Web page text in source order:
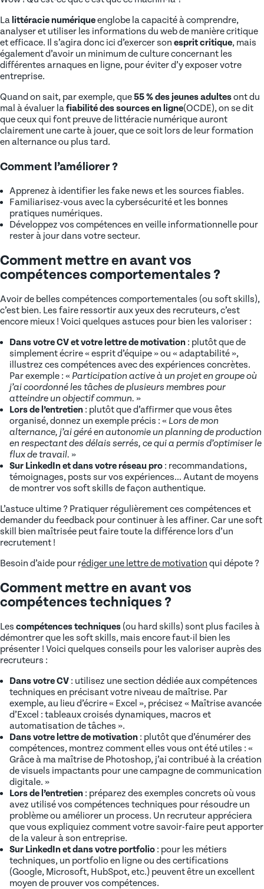
La littéracie numériqueenglobe la capacité à comprendre,
analyser et utiliser les informations du web de manière critique
et efficace. Il s’agira donc ici d’exercer son esprit critique, mais
également d’avoir un minimum de culture concernant les
différentes arnaques en ligne, pour éviter d’y exposer votre
entreprise.
Quand on sait, par exemple, que55 % des jeunes adultesont du
mal à évaluer lafiabilité des sources en ligne(OCDE), on se dit
que ceux qui font preuve de littéracie numérique auront
clairement une carte à jouer, que ce soit lors de leur formation
en alternance ou plus tard.
Comment l’améliorer ?
Apprenez à identifier les fake news et les sources fiables.
Familiarisez-vous avec la cybersécurité et les bonnes
pratiques numériques.
Développez vos compétences en veille informationnelle pour
rester à jour dans votre secteur.
Comment mettre en avant vos
compétences comportementales ?
Avoir de belles compétences comportementales (ou soft skills),
c’est bien. Les faire ressortir aux yeux des recruteurs, c’est
encore mieux ! Voici quelques astuces pour bien les valoriser :
Dans votre CV et votre lettre de motivation : plutôt que de
simplement écrire « esprit d’équipe » ou « adaptabilité »,
illustrez ces compétences avec des expériences concrètes.
Par exemple : « Participation active à un projet en groupe où
j’ai coordonné les tâches de plusieurs membres pour
atteindre un objectif commun. »
Lors de l’entretien : plutôt que d’affirmer que vous êtes
organisé, donnez un exemple précis : « Lors de mon
alternance, j’ai géré en autonomie un planning de production
en respectant des délais serrés, ce qui a permis d’optimiser le
flux de travail. »
Sur LinkedIn et dans votre réseau pro : recommandations,
témoignages, posts sur vos expériences… Autant de moyens
de montrer vos soft skills de façon authentique.
L’astuce ultime ? Pratiquer régulièrement ces compétences et
demander du feedback pour continuer à les affiner. Car une soft
skill bien maîtrisée peut faire toute la différence lors d’un
recrutement !
Besoin d’aide pour rédiger une lettre de motivation qui dépote ?
Comment mettre en avant vos
compétences techniques ?
Les compétences techniques (ou hard skills) sont plus faciles à
démontrer que les soft skills, mais encore faut-il bien les
présenter ! Voici quelques conseils pour les valoriser auprès des
recruteurs :
Dans votre CV : utilisez une section dédiée aux compétences
techniques en précisant votre niveau de maîtrise. Par
exemple, au lieu d’écrire « Excel », précisez « Maîtrise avancée
d’Excel : tableaux croisés dynamiques, macros et
automatisation de tâches ».
Dans votre lettre de motivation : plutôt que d’énumérer des
compétences, montrez comment elles vous ont été utiles : «
Grâce à ma maîtrise de Photoshop, j’ai contribué à la création
de visuels impactants pour une campagne de communication
digitale. »
Lors de l’entretien : préparez des exemples concrets où vous
avez utilisé vos compétences techniques pour résoudre un
problème ou améliorer un process. Un recruteur appréciera
que vous expliquiez comment votre savoir-faire peut apporter
de la valeur à son entreprise.
Sur LinkedIn et dans votre portfolio : pour les métiers
techniques, un portfolio en ligne ou des certifications
(Google, Microsoft, HubSpot, etc.) peuvent être un excellent
moyen de prouver vos compétences.